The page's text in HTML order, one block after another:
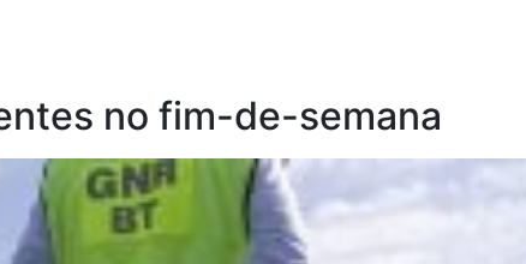
no fim-de-semana